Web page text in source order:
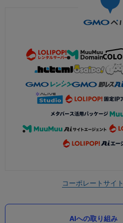
コーポレートサイト
AIへの取り組み